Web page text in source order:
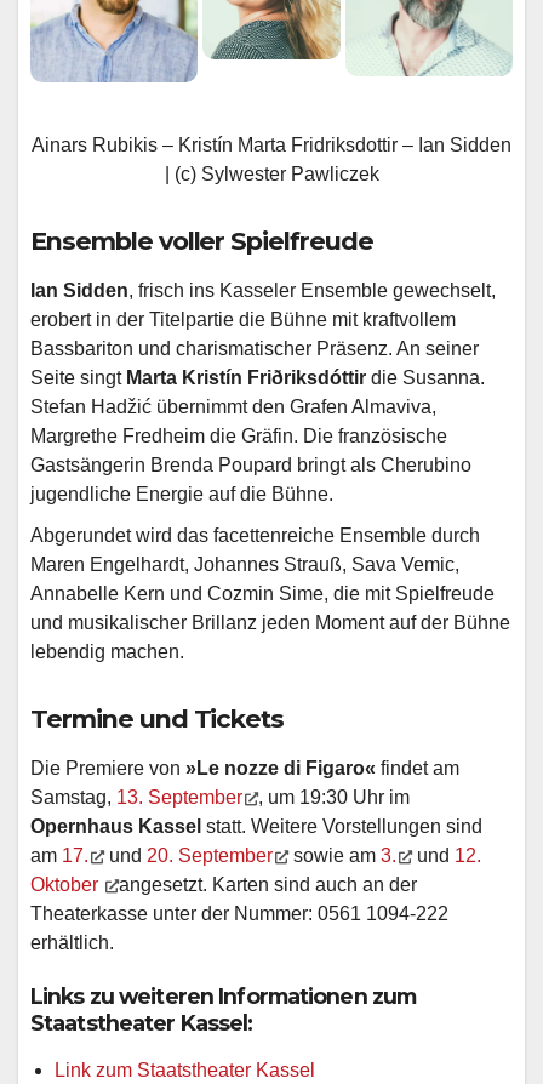
Ainars Rubikis – Kristín Marta Fridriksdottir – Ian Sidden
| (c) Sylwester Pawliczek
Ensemble voller Spielfreude
Ian Sidden, frisch ins Kasseler Ensemble gewechselt,
erobert in der Titelpartie die Bühne mit kraftvollem
Bassbariton und charismatischer Präsenz. An seiner
Seite singt Marta Kristín Friðriksdóttir die Susanna.
Stefan Hadžić übernimmt den Grafen Almaviva,
Margrethe Fredheim die Gräfin. Die französische
Gastsängerin Brenda Poupard bringt als Cherubino
jugendliche Energie auf die Bühne.
Abgerundet wird das facettenreiche Ensemble durch
Maren Engelhardt, Johannes Strauß, Sava Vemic,
Annabelle Kern und Cozmin Sime, die mit Spielfreude
und musikalischer Brillanz jeden Moment auf der Bühne
lebendig machen.
Termine und Tickets
Die Premiere von »Le nozze di Figaro« findet am
Samstag, 13. September
, um 19:30 Uhr im
Opernhaus Kassel statt. Weitere Vorstellungen sind
am 17. und 20. September sowie am 3. und 12.
Oktober
angesetzt. Karten sind auch an der
Theaterkasse unter der Nummer: 0561 1094-222
erhältlich.
Links zu weiteren Informationen zum
Staatstheater Kassel:
Link zum Staatstheater Kassel